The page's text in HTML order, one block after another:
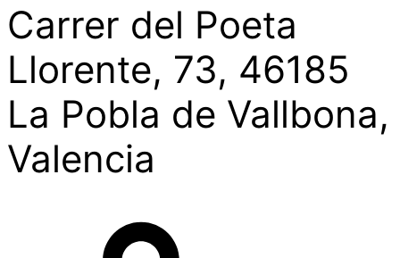
Carrer del Poeta
Llorente, 73, 46185
La Pobla de Vallbona,
Valencia